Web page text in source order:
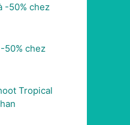
-50% chez
50% chez
Tropical